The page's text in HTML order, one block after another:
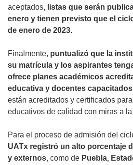
aceptados, listas que serán
enero y tienen previsto que el
de enero de 2023.
Finalmente, puntualizó que la
su matrícula y los aspirantes
ofrece planes académicos
educativa y docentes capacitados
están acreditados y certificados
educativos de calidad con miras a
Para el proceso de admisión del
UATx registró un alto porcentaje
y externos, como de Puebla,